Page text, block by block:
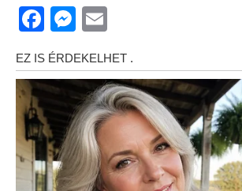
F
a
c
e
b
o
o
M
ss
e
n
g
e
ai
l